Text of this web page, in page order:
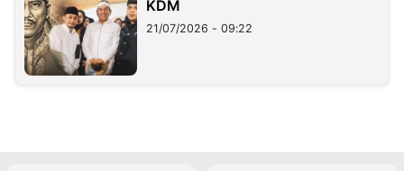
KDM
21/07/2026 - 09:22